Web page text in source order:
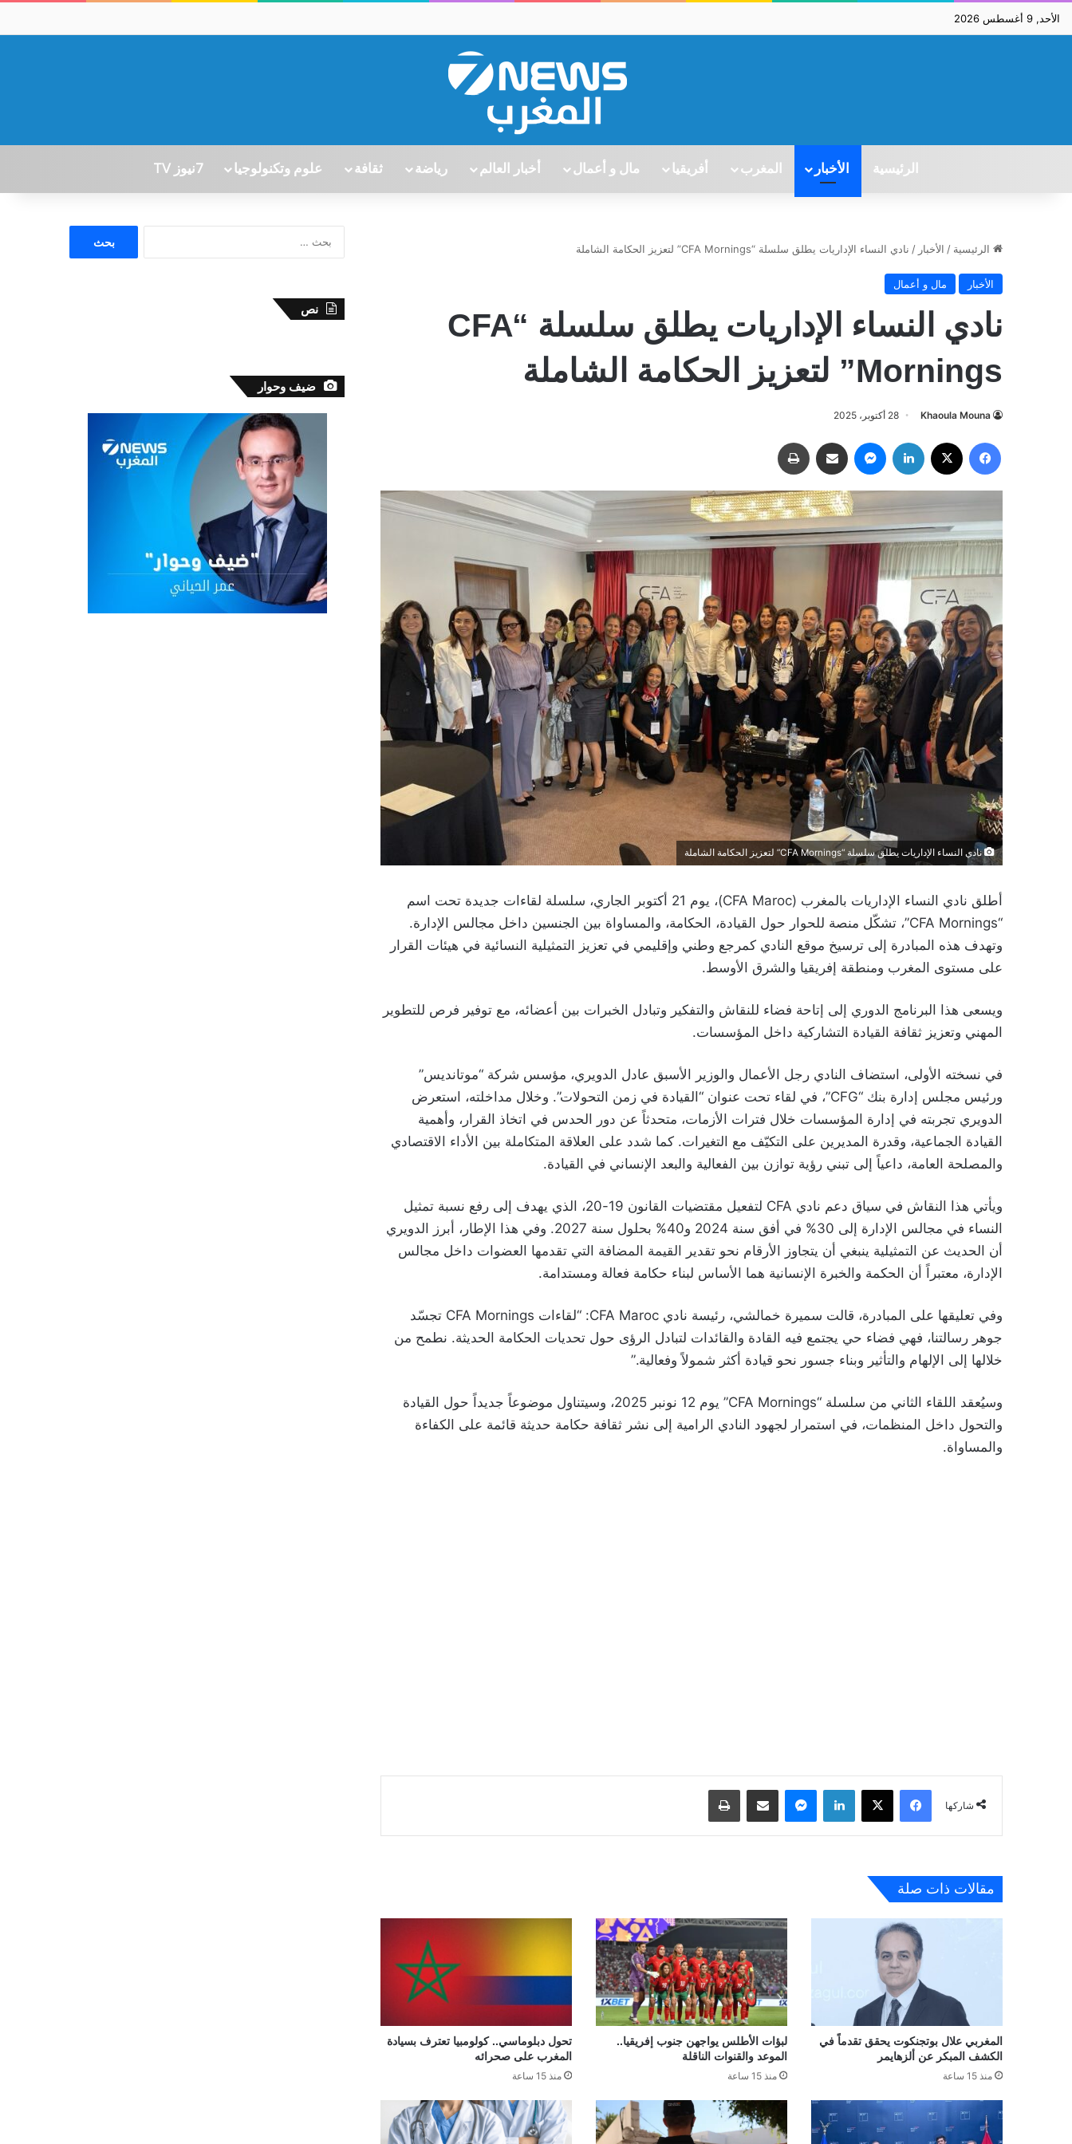
الأحد, 9 أغسطس 2026
الرئيسية الأخبار المغرب أفريقيا مال و أعمال أخبار العالم رياضة ثقافة علوم وتكنولوجيا 7نيوز TV
الرئيسية / الأخبار / نادي النساء الإداريات يطلق سلسلة “CFA Mornings” لتعزيز الحكامة الشاملة
الأخبار مال و أعمال
نادي النساء الإداريات يطلق سلسلة “CFA
Mornings” لتعزيز الحكامة الشاملة
Khaoula Mouna 28 أكتوبر، 2025
نادي النساء الإداريات يطلق سلسلة “CFA Mornings” لتعزيز الحكامة الشاملة
أطلق نادي النساء الإداريات بالمغرب (CFA Maroc)، يوم 21 أكتوبر الجاري، سلسلة لقاءات جديدة تحت اسم
“CFA Mornings”، تشكّل منصة للحوار حول القيادة، الحكامة، والمساواة بين الجنسين داخل مجالس الإدارة.
وتهدف هذه المبادرة إلى ترسيخ موقع النادي كمرجع وطني وإقليمي في تعزيز التمثيلية النسائية في هيئات القرار
على مستوى المغرب ومنطقة إفريقيا والشرق الأوسط.
ويسعى هذا البرنامج الدوري إلى إتاحة فضاء للنقاش والتفكير وتبادل الخبرات بين أعضائه، مع توفير فرص للتطوير
المهني وتعزيز ثقافة القيادة التشاركية داخل المؤسسات.
في نسخته الأولى، استضاف النادي رجل الأعمال والوزير الأسبق عادل الدويري، مؤسس شركة “موتانديس”
ورئيس مجلس إدارة بنك “CFG”، في لقاء تحت عنوان “القيادة في زمن التحولات”. وخلال مداخلته، استعرض
الدويري تجربته في إدارة المؤسسات خلال فترات الأزمات، متحدثاً عن دور الحدس في اتخاذ القرار، وأهمية
القيادة الجماعية، وقدرة المديرين على التكيّف مع التغيرات. كما شدد على العلاقة المتكاملة بين الأداء الاقتصادي
والمصلحة العامة، داعياً إلى تبني رؤية توازن بين الفعالية والبعد الإنساني في القيادة.
ويأتي هذا النقاش في سياق دعم نادي CFA لتفعيل مقتضيات القانون 19-20، الذي يهدف إلى رفع نسبة تمثيل
النساء في مجالس الإدارة إلى 30% في أفق سنة 2024 و40% بحلول سنة 2027. وفي هذا الإطار، أبرز الدويري
أن الحديث عن التمثيلية ينبغي أن يتجاوز الأرقام نحو تقدير القيمة المضافة التي تقدمها العضوات داخل مجالس
الإدارة، معتبراً أن الحكمة والخبرة الإنسانية هما الأساس لبناء حكامة فعالة ومستدامة.
وفي تعليقها على المبادرة، قالت سميرة خمالشي، رئيسة نادي CFA Maroc: “لقاءات CFA Mornings تجسّد
جوهر رسالتنا، فهي فضاء حي يجتمع فيه القادة والقائدات لتبادل الرؤى حول تحديات الحكامة الحديثة. نطمح من
خلالها إلى الإلهام والتأثير وبناء جسور نحو قيادة أكثر شمولاً وفعالية.”
وسيُعقد اللقاء الثاني من سلسلة “CFA Mornings” يوم 12 نونبر 2025، وسيتناول موضوعاً جديداً حول القيادة
والتحول داخل المنظمات، في استمرار لجهود النادي الرامية إلى نشر ثقافة حكامة حديثة قائمة على الكفاءة
والمساواة.
شاركها
فيسبوك لينكدإن
مقالات ذات صلة
المغربي علال بوتجنكوت يحقق تقدماً في
الكشف المبكر عن ألزهايمر
منذ 15 ساعة
لبؤات الأطلس يواجهن جنوب إفريقيا..
الموعد والقنوات الناقلة
منذ 15 ساعة
تحول دبلوماسي.. كولومبيا تعترف بسيادة
المغرب على صحرائه
منذ 15 ساعة
نص
ضيف وحوار